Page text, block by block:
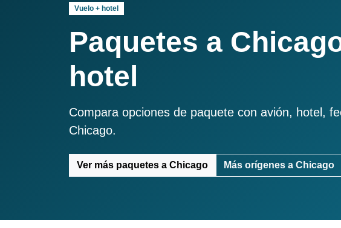
Vuelo + hotel
Paquetes a
hotel
Compara opciones de paquete con avión, hotel,
Chicago.
Ver más paquetes a Chicago Más orígenes a Chicago